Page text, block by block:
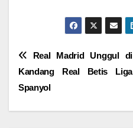
Navigasi
pos
Real Madrid Unggul di
Kandang Real Betis Liga
Spanyol